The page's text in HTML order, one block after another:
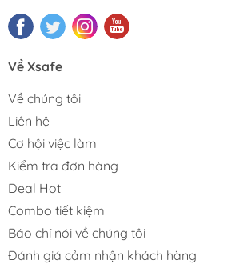
Về Xsafe
Về chúng tôi
Liên hệ
Cơ hội việc làm
Kiểm tra đơn hàng
Deal Hot
Combo tiết kiệm
Báo chí nói về chúng tôi
Đánh giá cảm nhận khách hàng